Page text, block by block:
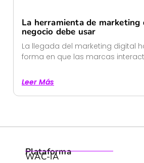
La herramienta de
negocio debe usar
La llegada del marketing digital
forma en que las marcas
Leer Más
Plataforma
WAC-IA